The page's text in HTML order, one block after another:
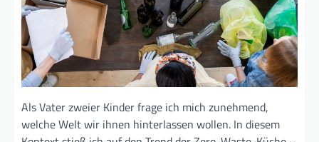
Als Vater zweier Kinder frage ich mich zunehmend,
welche Welt wir ihnen hinterlassen wollen. In diesem